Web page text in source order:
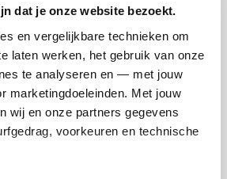
dat je onze website bezoekt.
en vergelijkbare technieken om
laten werken, het gebruik van onze
te analyseren en — met jouw
marketingdoeleinden. Met jouw
wij en onze partners gegevens
voorkeuren en technische
€0.40 to your donation.
Donate Now
My Goal